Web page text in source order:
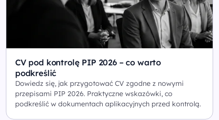
CV pod kontrolę PIP 2026 – co warto
podkreślić
Dowiedz się, jak przygotować CV zgodne z nowymi
przepisami PIP 2026. Praktyczne wskazówki, co
podkreślić w dokumentach aplikacyjnych przed kontrolą.